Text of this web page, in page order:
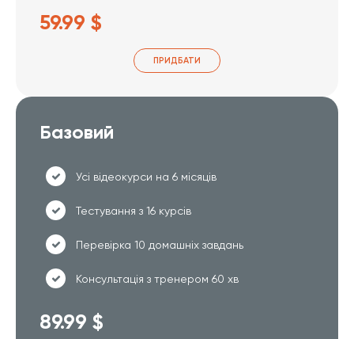
59.99 $
ПРИДБАТИ
Базовий
Усі відеокурси на 6 місяців
Тестування з 16 курсів
Перевірка 10 домашніх завдань
Консультація з тренером 60 хв
89.99 $